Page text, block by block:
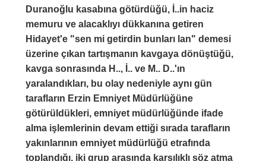
Duranoğlu kasabına götürdüğü, İ..in haciz
memuru ve alacaklıyı dükkanına getiren
Hidayet'e "sen mi getirdin bunları lan" demesi
üzerine çıkan tartışmanın kavgaya dönüştüğü,
kavga sonrasında H.., İ.. ve M.. D..'ın
yaralandıkları, bu olay nedeniyle aynı gün
tarafların Erzin Emniyet Müdürlüğüne
götürüldükleri, emniyet müdürlüğünde ifade
alma işlemlerinin devam ettiği sırada tarafların
yakınlarının emniyet müdürlüğü etrafında
toplandığı, iki grup arasında karşılıklı söz atma